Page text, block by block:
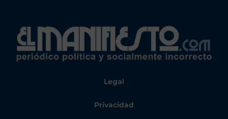
Legal
Privacidad